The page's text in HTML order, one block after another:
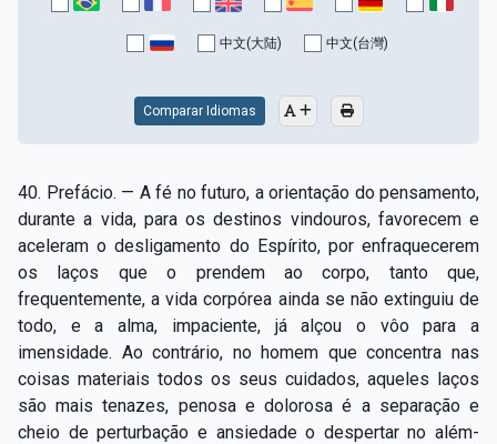
Capítulo XV — Fora da caridade não há salvação
Capítulo XVI — Não se pode servir a Deus e a
Capítulo XVII — Sede perfeitos
escolhidos
▸
Capítulo XIX — A fé transporta montanhas ▸
Capítulo XX — Os trabalhadores da última hora ▸
Capítulo XXI — Haverá falsos cristos e falsos
profetas
▸
Capítulo XXII — Não separareis o que Deus juntou ▸
中文(大陆) 中文(台灣)
Comparar Idiomas
40. Prefácio. — A fé no futuro, a orientação do pensamento,
durante a vida, para os destinos vindouros, favorecem e
aceleram o desligamento do Espírito, por enfraquecerem
os laços que o prendem ao corpo, tanto que,
frequentemente, a vida corpórea ainda se não extinguiu de
todo, e a alma, impaciente, já alçou o vôo para a
imensidade. Ao contrário, no homem que concentra nas
coisas materiais todos os seus cuidados, aqueles laços
são mais tenazes, penosa e dolorosa é a separação e
cheio de perturbação e ansiedade o despertar no além-